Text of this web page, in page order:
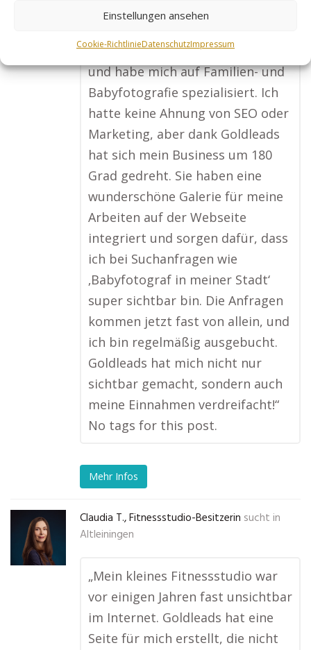
Einstellungen ansehen
Cookie-RichtlinieDatenschutzImpressum
Melanie H., Fotografin sucht in
„Ich bin selbstständige Fotografin
und habe mich auf Familien- und
Babyfotografie spezialisiert. Ich
hatte keine Ahnung von SEO oder
Marketing, aber dank Goldleads
hat sich mein Business um 180
Grad gedreht. Sie haben eine
wunderschöne Galerie für meine
Arbeiten auf der Webseite
integriert und sorgen dafür, dass
ich bei Suchanfragen wie
‚Babyfotograf in meiner Stadt‘
super sichtbar bin. Die Anfragen
kommen jetzt fast von allein, und
ich bin regelmäßig ausgebucht.
Goldleads hat mich nicht nur
sichtbar gemacht, sondern auch
meine Einnahmen verdreifacht!“
No tags for this post.
Mehr Infos
Claudia T., Fitnessstudio-Besitzerin sucht in
Altleiningen
„Mein kleines Fitnessstudio war
vor einigen Jahren fast unsichtbar
im Internet. Goldleads hat eine
Seite für mich erstellt, die nicht